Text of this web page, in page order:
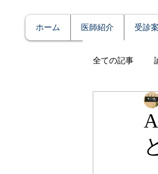
ホーム 医師紹介 受診
全ての記事
アルコー